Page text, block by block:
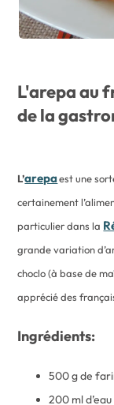
L'arepa au
de la
L’arepaest une
certainement
particulier dans la
grande variation
choclo (à base de
apprécié des
Ingrédients:
500 g de
200 ml